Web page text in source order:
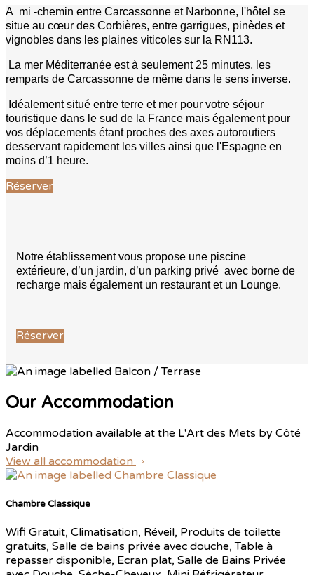
A mi -chemin entre Carcassonne et Narbonne, l'hôtel se
situe au cœur des Corbières, entre garrigues, pinèdes et
vignobles dans les plaines viticoles sur la RN113.
La mer Méditerranée est à seulement 25 minutes, les
remparts de Carcassonne de même dans le sens inverse.
Idéalement situé entre terre et mer pour votre séjour
touristique dans le sud de la France mais également pour
vos déplacements étant proches des axes autoroutiers
desservant rapidement les villes ainsi que l'Espagne en
moins d’1 heure.
Réserver
Notre établissement vous propose une piscine
extérieure, d’un jardin, d’un parking privé avec borne de
recharge mais également un restaurant et un Lounge.
Réserver
Our Accommodation
Accommodation available at the L'Art des Mets by Côté
Jardin
View all accommodation
Chambre Classique
Wifi Gratuit, Climatisation, Réveil, Produits de toilette
gratuits, Salle de bains privée avec douche, Table à
repasser disponible, Ecran plat, Salle de Bains Privée